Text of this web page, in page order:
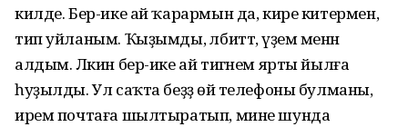
килде. Бер-ике ай ҡарармын да, кире китермен,
тип уйланым. Ҡыҙымды, әлбиттә, үҙем менән
алдым. Ләкин бер-ике ай тигәнем ярты йылға
һуҙылды. Ул саҡта беҙҙә өй телефоны булманы,
ирем почтаға шылтыратып, мине шунда